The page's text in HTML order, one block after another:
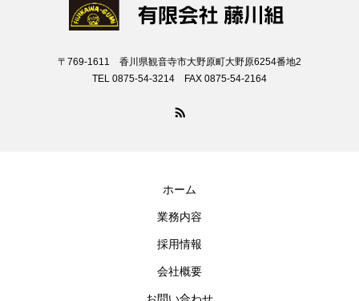
〒769-1611 香川県観音寺市大野原町大野原6254番地2
TEL 0875-54-3214 FAX 0875-54-2164
ホーム
業務内容
採用情報
会社概要